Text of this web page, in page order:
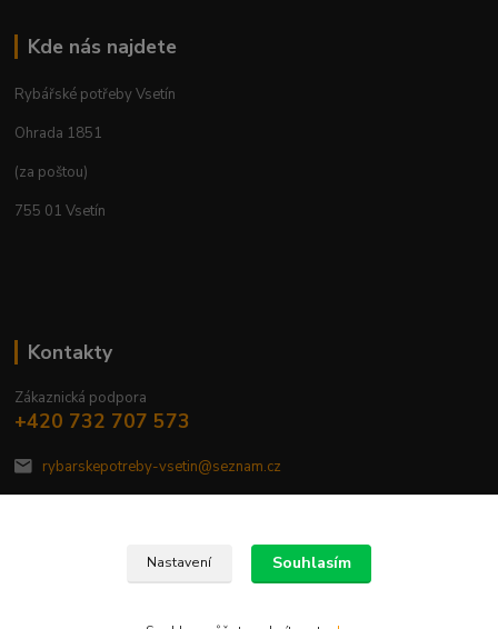
Kde nás najdete
Rybářské potřeby Vsetín
Ohrada 1851
(za poštou)
755 01 Vsetín
Kontakty
Zákaznická podpora
+420 732 707 573
rybarskepotreby-vsetin@seznam.cz
Copyright © 2020 RYBARSKEPOTREBYVSETIN.cz
Nastavení Souhlasím